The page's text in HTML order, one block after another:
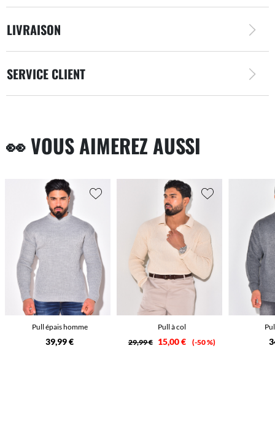
LIVRAISON
SERVICE CLIENT
👀 VOUS AIMEREZ AUSSI
Pull épais homme
39,99 €
Pull à col
29,99 €
15,00 € -50 %